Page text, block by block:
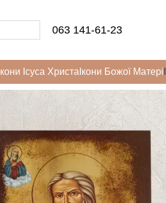
063 141-61-23
Ікони Ісуса Христа Ікони Божої Матері